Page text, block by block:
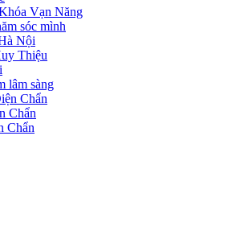
Vạn Năng
sóc mình
Nội
Thiệu
lâm sàng
Chẩn
Chẩn
Chẩn